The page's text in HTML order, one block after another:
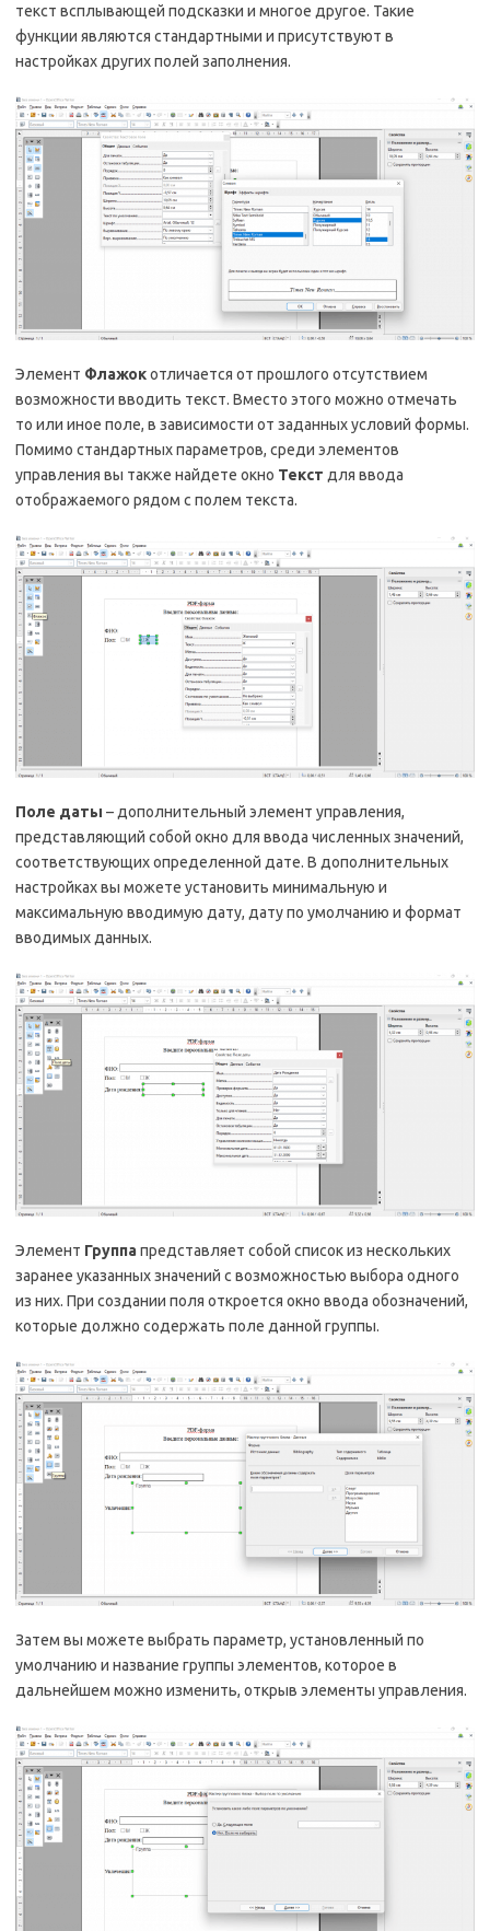
текст всплывающей подсказки и многое другое. Такие
функции являются стандартными и присутствуют в
настройках других полей заполнения.
Элемент Флажокотличается от прошлого отсутствием
возможности вводить текст. Вместо этого можно отмечать
то или иное поле, в зависимости от заданных условий формы.
Помимо стандартных параметров, среди элементов
управления вы также найдете окно Текст для ввода
отображаемого рядом с полем текста.
Поле даты – дополнительный элемент управления,
представляющий собой окно для ввода численных значений,
соответствующих определенной дате. В дополнительных
настройках вы можете установить минимальную и
максимальную вводимую дату, дату по умолчанию и формат
вводимых данных.
Элемент Группапредставляет собой список из нескольких
заранее указанных значений с возможностью выбора одного
из них. При создании поля откроется окно ввода обозначений,
которые должно содержать поле данной группы.
Затем вы можете выбрать параметр, установленный по
умолчанию и название группы элементов, которое в
дальнейшем можно изменить, открыв элементы управления.